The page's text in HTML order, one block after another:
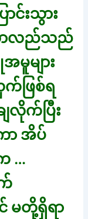
င်းသွား
လာလည်သည်
များ
ဖြစ်ရ
လိုက်ပြီး
ာ အိပ်
…
တို့ရှိရာ